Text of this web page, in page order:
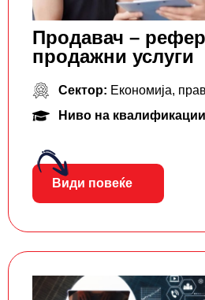
Продавач –
продажни услуги
Сектор: Економија,
Ниво на
Види повеќе